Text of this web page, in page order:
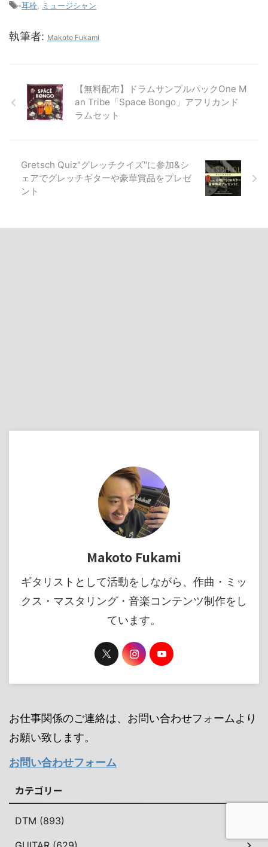
-耳栓, ミュージシャン
執筆者: Makoto Fukami
【無料配布】ドラムサンプルパックOne M
an Tribe「Space Bongo」アフリカンド
ラムセット
Gretsch Quiz"グレッチクイズ"に参加&シ
ェアでグレッチギターや豪華賞品をプレゼ
ント
Makoto Fukami
ギタリストとして活動をしながら、作曲・ミッ
クス・マスタリング・音楽コンテンツ制作をし
ています。
お仕事関係のご連絡は、お問い合わせフォームより
お願い致します。
お問い合わせフォーム
カテゴリー
DTM (893)